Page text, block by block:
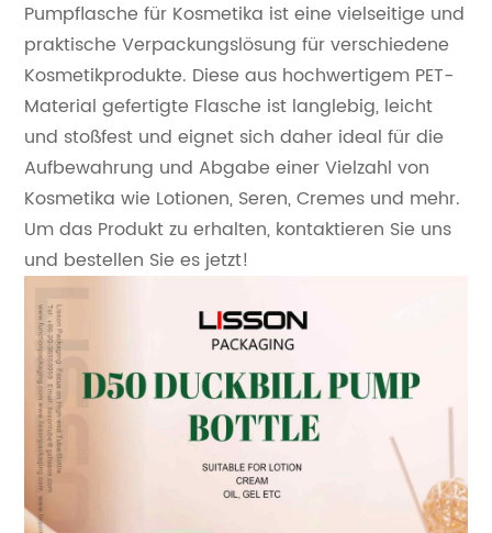
Pumpflasche für Kosmetika ist eine vielseitige und
praktische Verpackungslösung für verschiedene
Kosmetikprodukte. Diese aus hochwertigem PET-
Material gefertigte Flasche ist langlebig, leicht
und stoßfest und eignet sich daher ideal für die
Aufbewahrung und Abgabe einer Vielzahl von
Kosmetika wie Lotionen, Seren, Cremes und mehr.
Um das Produkt zu erhalten, kontaktieren Sie uns
und bestellen Sie es jetzt!